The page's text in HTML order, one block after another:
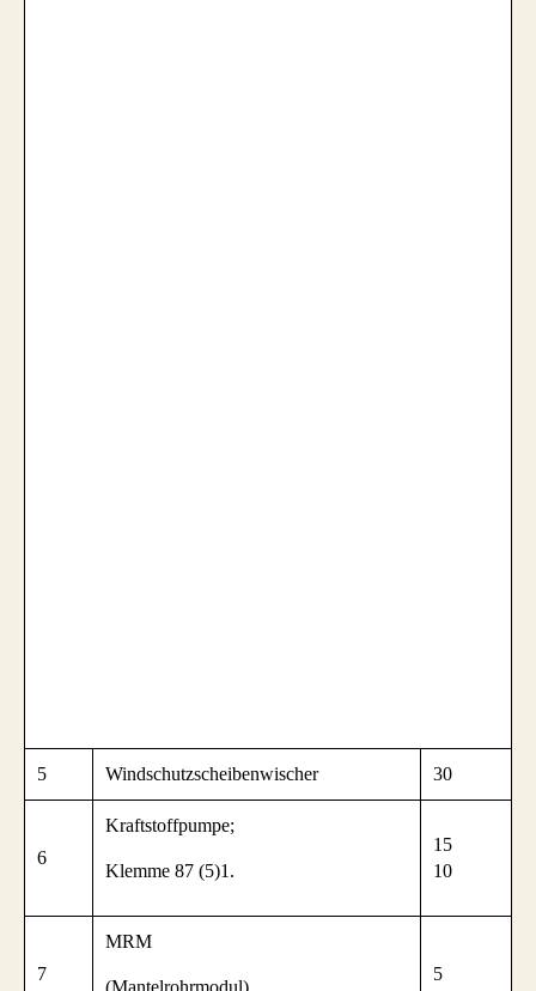
5 Windschutzscheibenwischer 30
6
Kraftstoffpumpe;
Klemme 87 (5)1.
15
10
7
MRM
5